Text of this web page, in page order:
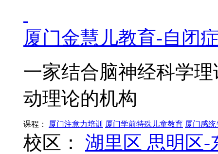
厦门金慧儿教育-自闭
一家结合脑神经科学
动理论的机构
课程： 厦门注意力培训 厦门学前特殊儿童教育 厦门感
校区： 湖里区 思明区-